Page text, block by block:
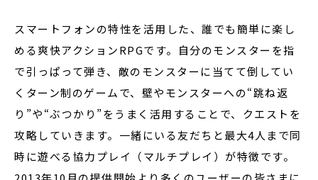
スマートフォンの特性を活用した、誰でも簡単に楽し
める爽快アクションRPGです。自分のモンスターを指
で引っぱって弾き、敵のモンスターに当てて倒してい
くターン制のゲームで、壁やモンスターへの“跳ね返
り”や“ぶつかり”をうまく活用することで、クエストを
攻略していきます。一緒にいる友だちと最大4人まで同
時に遊べる協力プレイ（マルチプレイ）が特徴です。